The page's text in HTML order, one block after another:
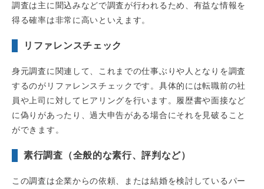
調査は主に聞込みなどで調査が行われるため、有益な情報を
得る確率は非常に高いといえます。
リファレンスチェック
身元調査に関連して、これまでの仕事ぶりや人となりを調査
するのがリファレンスチェックです。具体的には転職前の社
員や上司に対してヒアリングを行います。履歴書や面接など
に偽りがあったり、過大申告がある場合にそれを見破ること
ができます。
素行調査（全般的な素行、評判など）
この調査は企業からの依頼、または結婚を検討しているパー